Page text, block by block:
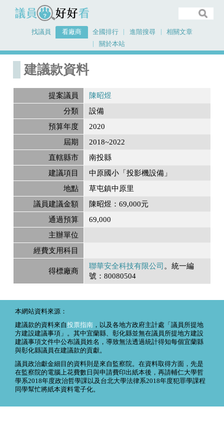
議員好好看
找議員 看廠商 全國排行 進階搜尋
相關文章
關於本站
首頁
建議款資料
提案議員
陳昭煜
分類
設備
預算年度
2020
屆期
2018~2022
直轄縣市
南投縣
建議項目
中原國小「投影機設備」
地點
草屯鎮中原里
議員建議金額
陳昭煜：69,000元
通過預算
69,000
主辦單位
經費支用科目
得標廠商
聯華安全科技有限公司 。統一編
號：80080504
本網站資料來源：
建議款的資料來自投票指南 ，以及各地方政府主計處「議員所提地
方建設建議事項」。其中宜蘭縣、彰化縣並無在議員所提地方建設
建議事項文件中公布議員姓名，導致無法透過統計得知每個宜蘭縣
與彰化縣議員在建議款的貢獻。
議員政治獻金細目的資料則是來自監察院。在資料取得方面，先是
在監察院的電腦上花費數日與申請費印出紙本後，再請輔仁大學哲
學系2018年度政治哲學課以及台北大學法律系2018年度犯罪學課程
同學幫忙將紙本資料電子化。